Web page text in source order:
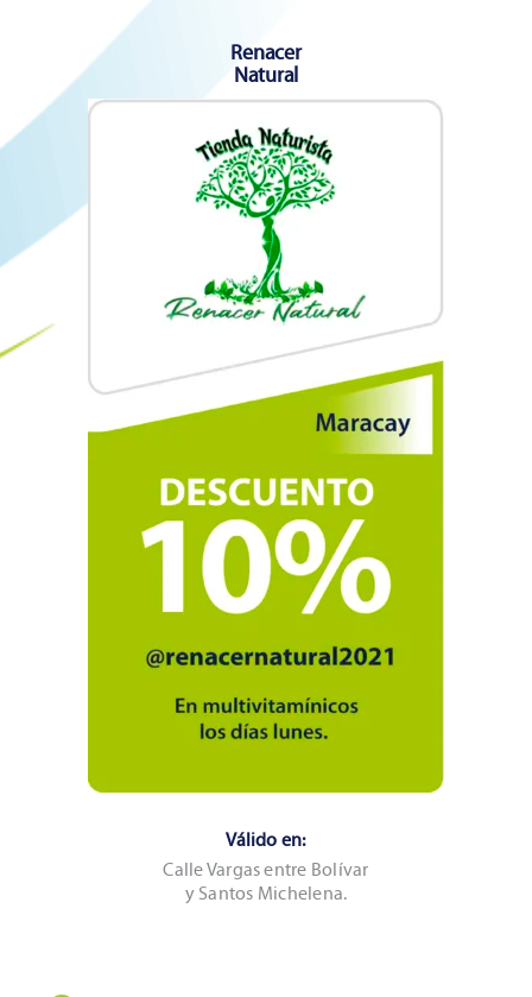
Renacer
Natural
Válido en:
Calle Vargas entre Bolívar
y Santos Michelena.